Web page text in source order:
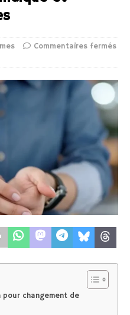
Commentaires fermés
changement de